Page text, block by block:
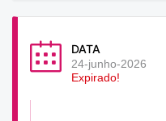
DATA
24-junho-2026
Expirado!